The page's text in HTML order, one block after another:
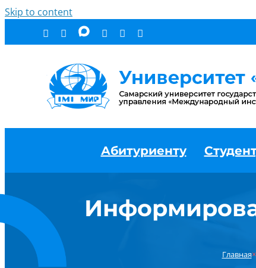
Skip to content
Абитуриенту
Главная